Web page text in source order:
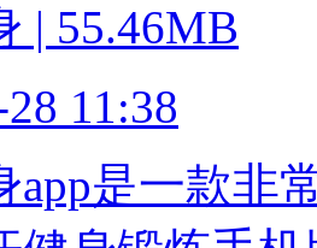
| 55.46MB
11:38
app是一款非